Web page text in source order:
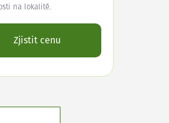
na lokalitě.
Zjistit cenu